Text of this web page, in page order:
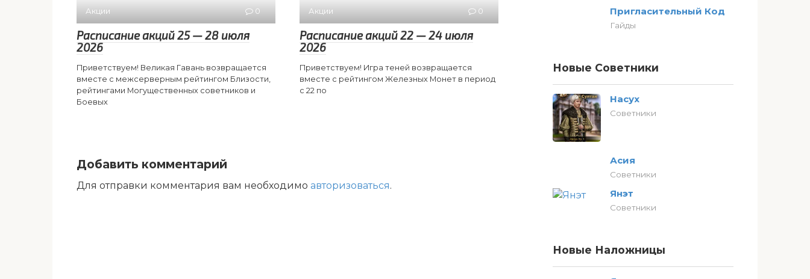
Акции 0
Расписание акций 25 — 28 июля
2026
Приветствуем! Великая Гавань возвращается
вместе с межсерверным рейтингом Близости,
рейтингами Могущественных советников и
Боевых
Акции 0
Расписание акций 22 — 24 июля
2026
Приветствуем! Игра теней возвращается
вместе с рейтингом Железных Монет в период
с 22 по
Добавить комментарий
Для отправки комментария вам необходимо авторизоваться.
Пригласительный Код
Гайды
Новые Советники
Насух
Советники
Асия
Советники
Янэт
Советники
Новые Наложницы